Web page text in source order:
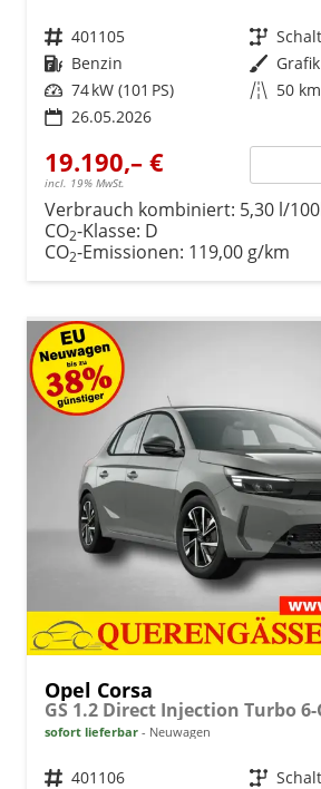
Fahrzeugnr. 401105 Getriebe
Kraftstoff Benzin Außenfarbe
Leistung 74 kW (101 PS) Kilometerstand 50 km
26.05.2026
19.190,– €
incl. 19% MwSt.
Verbrauch kombiniert: 5,30 l/
CO2-Klasse: D
CO2-Emissionen: 119,00 g/km
Opel Corsa
GS 1.2 Direct Injection Turbo
sofort lieferbar Neuwagen
Fahrzeugnr. 401106 Getriebe